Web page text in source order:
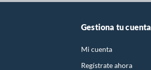
Gestiona tu cuenta
Mi cuenta
Regístrate ahora